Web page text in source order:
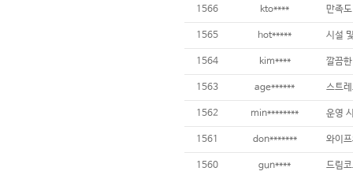
1566 kto**** 만족
1565 hot*****
1564 kim****
1563 age****** 스트
1562 min********
1561 don*******
1560 gun****